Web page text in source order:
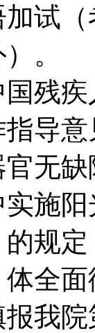
试
）。
残
导
官
施
规
全
我